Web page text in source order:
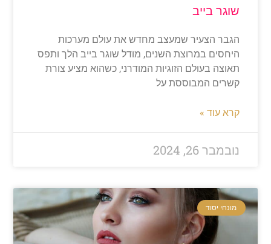
שוגר בייב
הגבר הצעיר שמעצב מחדש את עולם מערכות
היחסים במרוצת השנים, מודל שוגר בייב הלך ותפס
תאוצה בעולם הזוגיות המודרני, כשהוא מציע צורת
קשרים המבוססת על
קרא עוד »
נובמבר 26, 2024
מונחי יסוד